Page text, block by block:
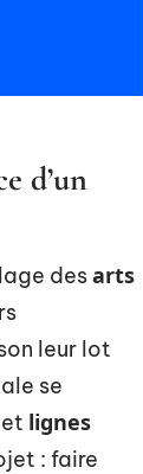
d’un
desarts
leur lot
se
et lignes
: faire